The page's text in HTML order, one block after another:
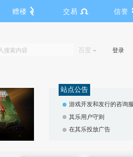
赠楼 交易 信誉
百度 登录
站点公告
游戏开发和发行的咨询
其乐用户守则
在其乐投放广告